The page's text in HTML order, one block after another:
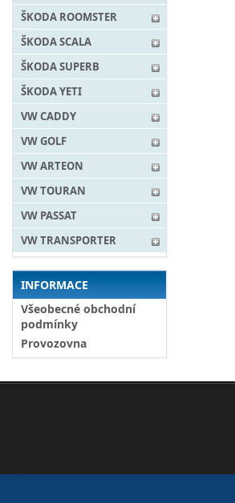
ŠKODA ROOMSTER
ŠKODA SCALA
ŠKODA SUPERB
ŠKODA YETI
VW CADDY
VW GOLF
VW ARTEON
VW TOURAN
VW PASSAT
VW TRANSPORTER
INFORMACE
Všeobecné obchodní
podmínky
Provozovna